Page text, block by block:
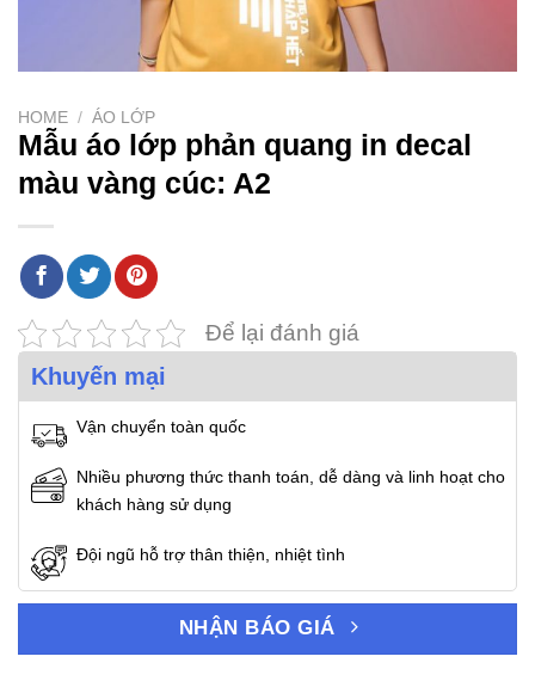
HOME / ÁO LỚP
Mẫu áo lớp phản quang in decal
màu vàng cúc: A2
Để lại đánh giá
Khuyến mại
Vận chuyển toàn quốc
Nhiều phương thức thanh toán, dễ dàng và linh hoạt cho
khách hàng sử dụng
Đội ngũ hỗ trợ thân thiện, nhiệt tình
NHẬN BÁO GIÁ